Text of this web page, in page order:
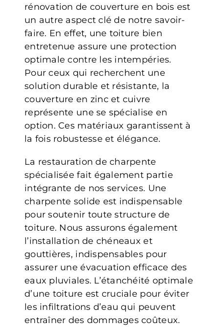
rénovation de couverture en bois est
un autre aspect clé de notre savoir-
faire. En effet, une toiture bien
entretenue assure une protection
optimale contre les intempéries.
Pour ceux qui recherchent une
solution durable et résistante, la
couverture en zinc et cuivre
représente une se spécialise en
option. Ces matériaux garantissent à
la fois robustesse et élégance.
La restauration de charpente
spécialisée fait également partie
intégrante de nos services. Une
charpente solide est indispensable
pour soutenir toute structure de
toiture. Nous assurons également
l’installation de chéneaux et
gouttières, indispensables pour
assurer une évacuation efficace des
eaux pluviales. L’étanchéité optimale
d’une toiture est cruciale pour éviter
les infiltrations d’eau qui peuvent
entraîner des dommages coûteux.